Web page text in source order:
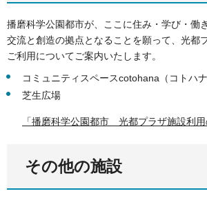
播磨科学公園都市が、ここに住み・学び・働
交流と創造の拠点となることを願って、光都
ご利用についてご案内いたします。
コミュニティスペースcotohana（コトハナ
芝生広場
「播磨科学公園都市 光都プラザ施設利用
その他の施設